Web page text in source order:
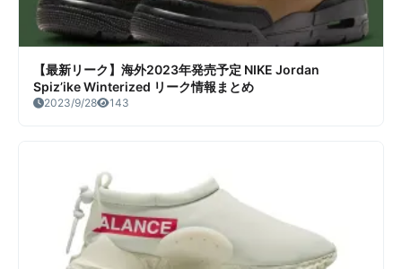
【最新リーク】海外2023年発売予定 NIKE Jordan
Spiz’ike Winterized リーク情報まとめ
2023/9/28 143